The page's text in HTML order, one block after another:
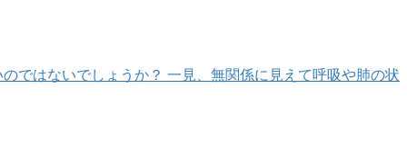
ではないでしょうか？ 一見、無関係に見えて呼吸や肺の状